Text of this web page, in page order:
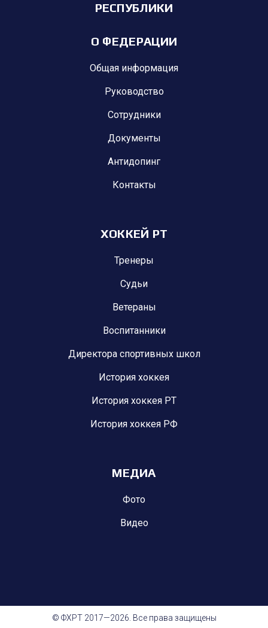
РЕСПУБЛИКИ
О ФЕДЕРАЦИИ
Общая информация
Руководство
Сотрудники
Документы
Антидопинг
Контакты
ХОККЕЙ РТ
Тренеры
Судьи
Ветераны
Воспитанники
Директора спортивных школ
История хоккея
История хоккея РТ
История хоккея РФ
МЕДИА
Фото
Видео
© ФХРТ 2017—2026. Все права защищены